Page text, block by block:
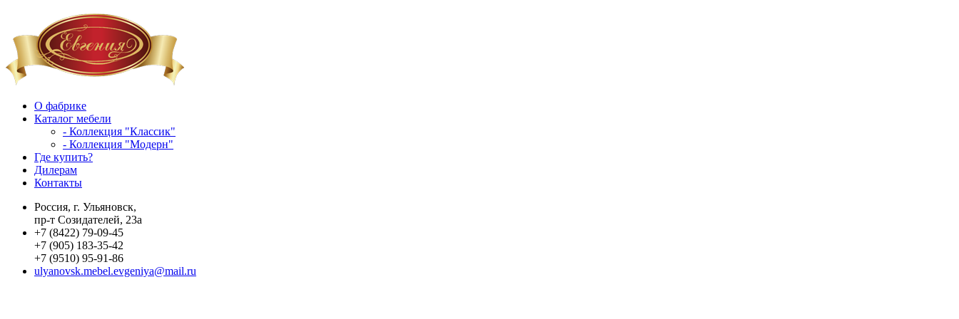
О фабрике
Каталог мебели
- Коллекция "Классик"
- Коллекция "Модерн"
Где купить?
Дилерам
Контакты
Россия, г. Ульяновск,
пр-т Созидателей, 23а
+7 (8422) 79-09-45
+7 (905) 183-35-42
+7 (9510) 95-91-86
ulyanovsk.mebel.evgeniya@mail.ru